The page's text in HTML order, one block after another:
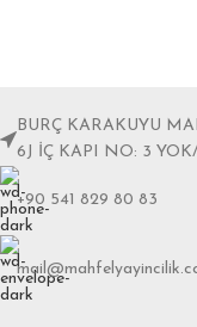
BURÇ KARAKUYU
6J İÇ KAPI NO: 3
+90 541 829 80 83